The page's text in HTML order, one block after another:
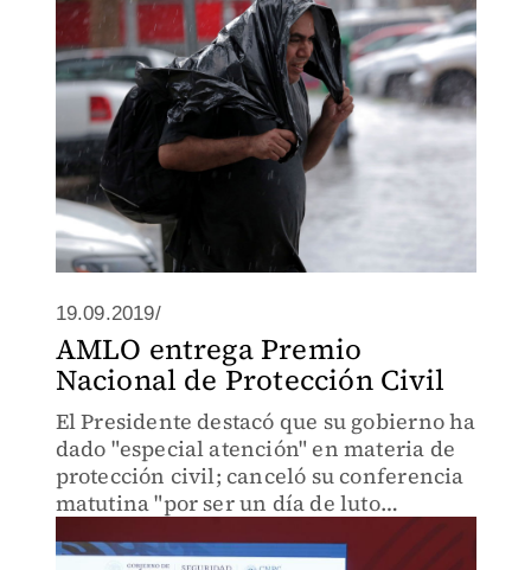
19.09.2019/
AMLO entrega Premio
Nacional de Protección Civil
El Presidente destacó que su gobierno ha
dado "especial atención" en materia de
protección civil; canceló su conferencia
matutina "por ser un día de luto